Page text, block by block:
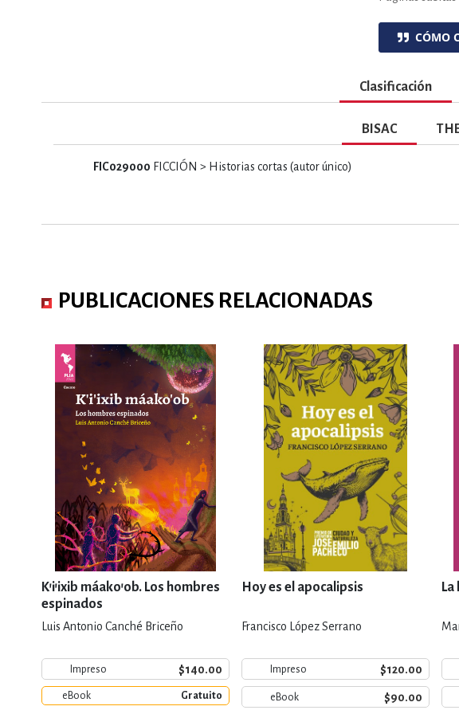
NOVELA GRÁFICA,
SALUD,
CÓMO
Clasificación
BISAC
FIC029000 FICCIÓN > Historias cortas (autor único)
PUBLICACIONES RELACIONADAS
K'i'ixib máako'ob. Los hombres
espinados
Luis Antonio Canché Briceño
Impreso $140.00
eBook Gratuito
Hoy es el apocalipsis
Francisco López Serrano
Impreso $120.00
eBook $90.00